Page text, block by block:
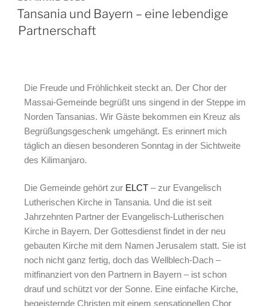
Tansania und Bayern – eine lebendige
Partnerschaft
Die Freude und Fröhlichkeit steckt an. Der Chor der
Massai-Gemeinde begrüßt uns singend in der Steppe im
Norden Tansanias. Wir Gäste bekommen ein Kreuz als
Begrüßungsgeschenk umgehängt. Es erinnert mich
täglich an diesen besonderen Sonntag in der Sichtweite
des Kilimanjaro.
Die Gemeinde gehört zur ELCT – zur Evangelisch
Lutherischen Kirche in Tansania. Und die ist seit
Jahrzehnten Partner der Evangelisch-Lutherischen
Kirche in Bayern. Der Gottesdienst findet in der neu
gebauten Kirche mit dem Namen Jerusalem statt. Sie ist
noch nicht ganz fertig, doch das Wellblech-Dach –
mitfinanziert von den Partnern in Bayern – ist schon
drauf und schützt vor der Sonne. Eine einfache Kirche,
begeisternde Christen mit einem sensationellen Chor